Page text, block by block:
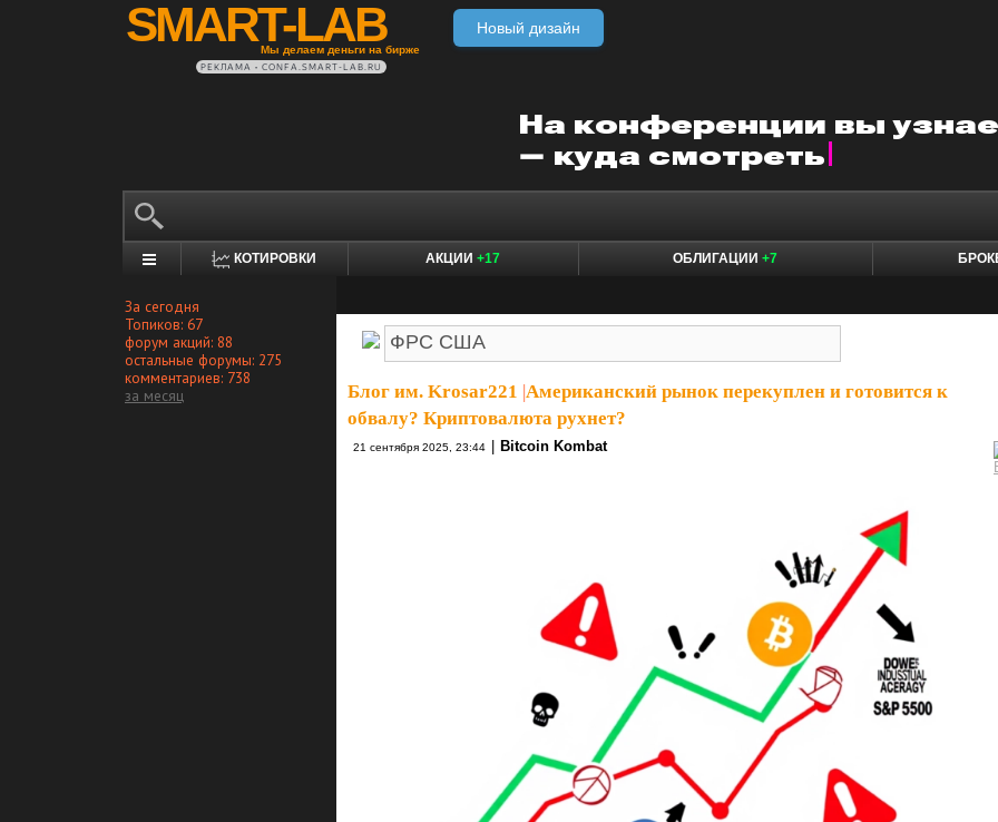
SMART-LAB
Мы делаем деньги на бирже
Новый дизайн
РЕКЛАМА • CONFA.SMART-LAB.RU
КОТИРОВКИ АКЦИИ +17 ОБЛИГАЦИИ +7
За сегодня
Топиков: 67
форум акций: 88
остальные форумы: 275
комментариев: 738
за месяц
Блог им. Krosar221 Американский рынок перекуплен и готовится к
обвалу? Криптовалюта рухнет?
21 сентября 2025, 23:44 Bitcoin Kombat